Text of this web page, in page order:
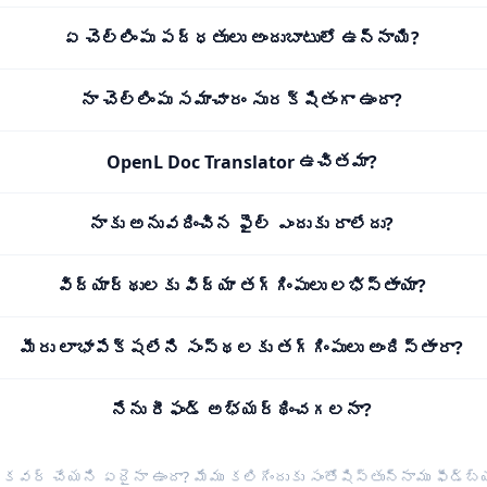
ఏ చెల్లింపు పద్ధతులు అందుబాటులో ఉన్నాయి?
నా చెల్లింపు సమాచారం సురక్షితంగా ఉందా?
OpenL Doc Translator ఉచితమా?
నాకు అనువదించిన ఫైల్ ఎందుకు రాలేదు?
విద్యార్థులకు విద్యా తగ్గింపులు లభిస్తాయా?
మీరు లాభాపేక్షలేని సంస్థలకు తగ్గింపులు అందిస్తారా?
నేను రీఫండ్ అభ్యర్థించగలనా?
కవర్ చేయని ఏదైనా ఉందా? మేము కలిగేందుకు సంతోషిస్తున్నాము